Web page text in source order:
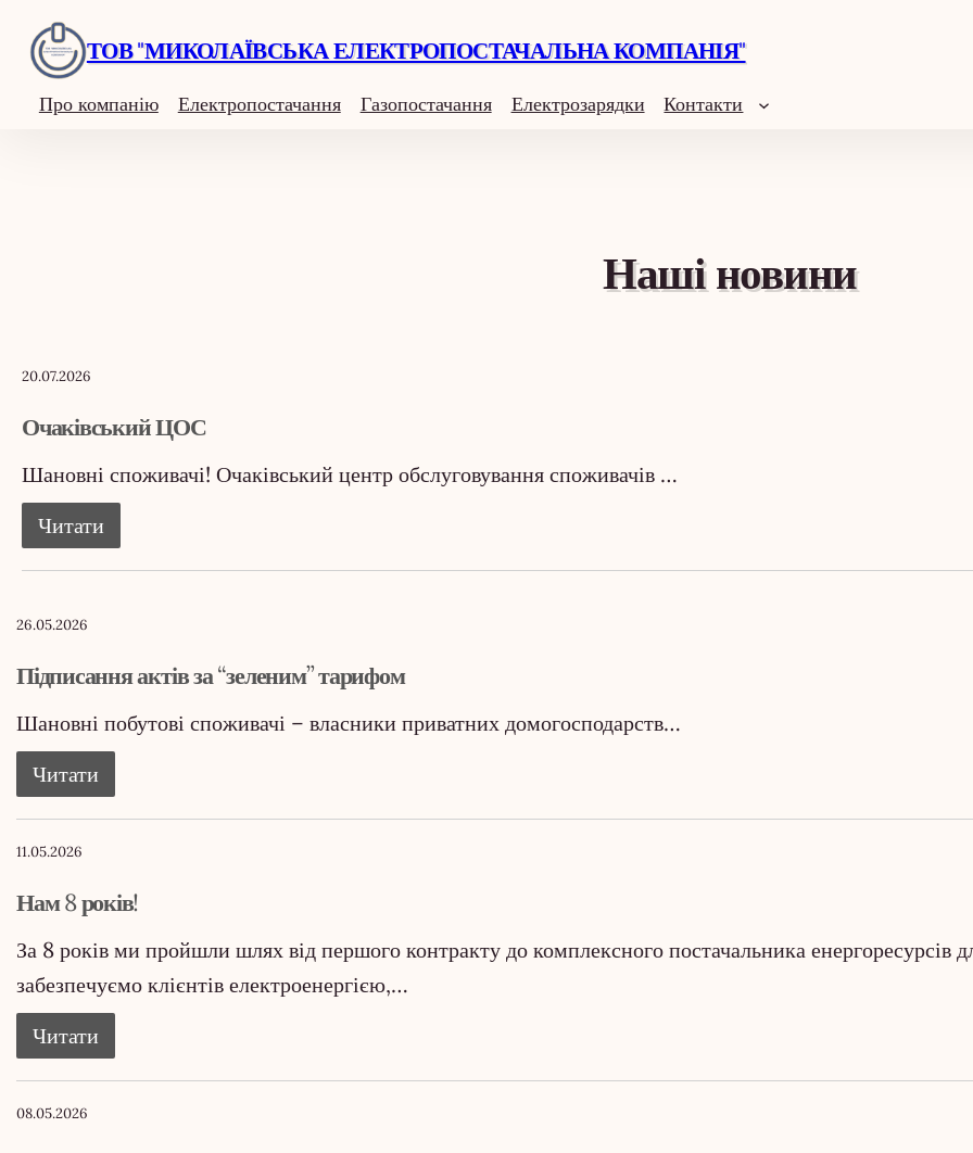
Перейти
вмісту
ТОВ "МИКОЛАЇВСЬКА ЕЛЕКТРОПОСТАЧАЛЬНА КОМПАНІЯ"
Про компанію Електропостачання Газопостачання Електрозарядки Контакти
Наші новини
20.07.2026
Очаківський ЦОС
Шановні споживачі! Очаківський центр обслуговування споживачів …
Читати
26.05.2026
Підписання актів за “зеленим” тарифом
Шановні побутові споживачі – власники приватних домогосподарств…
Читати
11.05.2026
Нам 8 років!
За 8 років ми пройшли шлях від першого контракту до комплексного постачальника енергоресурсів
забезпечуємо клієнтів електроенергією,…
Читати
08.05.2026